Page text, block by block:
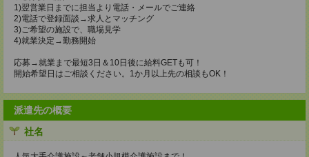
1)翌営業日までに担当より電話・メールでご連絡
2)電話で登録面談→求人とマッチング
3)ご希望の施設で、職場見学
4)就業決定→勤務開始
応募→就業まで最短3日＆10日後に給料GETも可！
開始希望日はご相談ください。1か月以上先の相談もOK！
派遣先の概要
社名